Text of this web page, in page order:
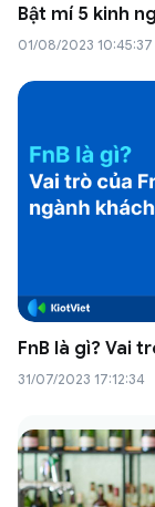
Bật mí 5 kinh
01/08/2023 10:45:37
FnB là gì? Vai
31/07/2023 17:12:34